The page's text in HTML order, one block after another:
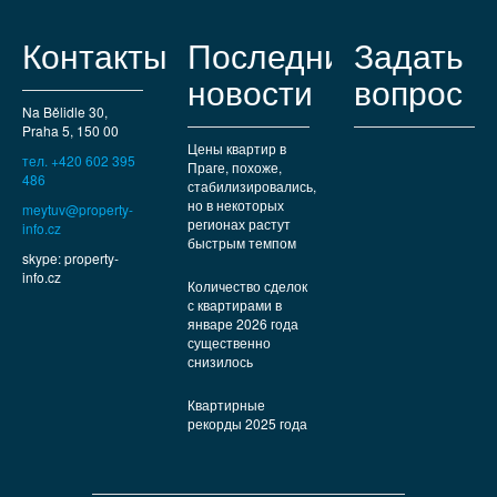
Контакты
Na Bělidle 30,
Praha 5, 150 00
тел. +420 602 395
486
meytuv@property-
info.cz
skype: property-
info.cz
Последние
новости
Цены квартир в
Праге, похоже,
стабилизировались,
но в некоторых
регионах растут
быстрым темпом
Количество сделок
с квартирами в
январе 2026 года
существенно
снизилось
Квартирные
рекорды 2025 года
Задать
вопрос